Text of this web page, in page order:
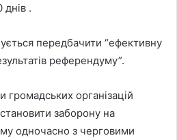
.
передбачити “ефективну
референдуму”.
громадських організацій
заборону на
одночасно з черговими